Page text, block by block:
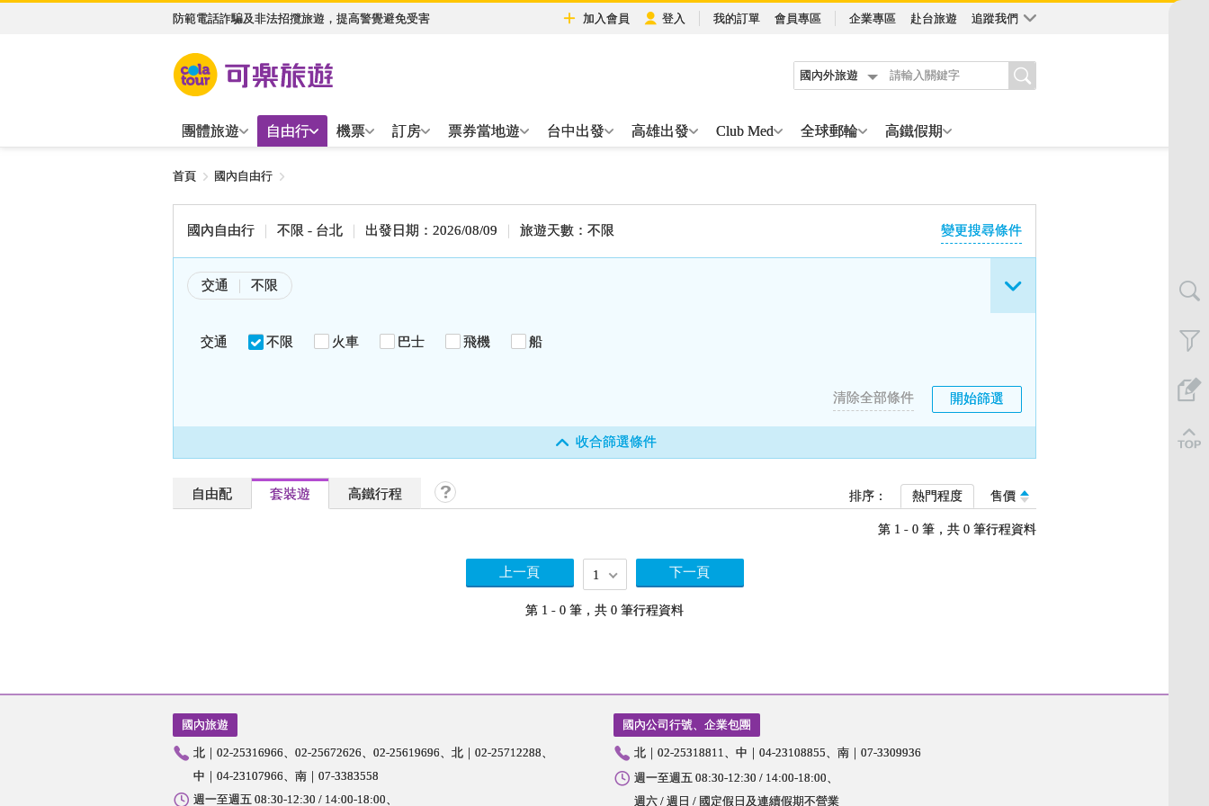
防範電話詐騙及非法招攬旅遊，提高警覺避免受害 加入會員 登入 我的訂單 會員專區 企業專區 赴台旅遊 追蹤我們
國內外旅遊
團體旅遊 自由行 機票 訂房 票券當地遊 台中出發 高雄出發 Club Med 全球郵輪 高鐵假期
首頁 國內自由行
國內自由行 不限 - 台北 出發日期：2026/08/09 旅遊天數：不限 變更搜尋條件
交通 不限
交通 不限 火車 巴士 飛機 船
清除全部條件 開始篩選
收合篩選條件
自由配 套裝遊 高鐵行程 排序： 熱門程度 售價
第 1 - 0 筆，共 0 筆行程資料
上一頁 1 下一頁
第 1 - 0 筆，共 0 筆行程資料
國內旅遊
北｜02-25316966 02-25672626 02-25619696
北｜02-25712288
中｜04-23107966
南｜07-3383558
週一至週五 08:30-12:30 / 14:00-18:00
國內公司行號、企業包團
北｜02-25318811 中｜04-23108855
南｜07-3309936
週一至週五 08:30-12:30 / 14:00-18:00
週六 / 週日 / 國定假日及連續假期不營業